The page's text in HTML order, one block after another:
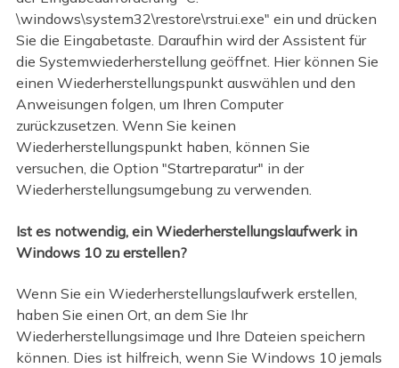
\windows\system32\restore\rstrui.exe" ein und drücken
Sie die Eingabetaste. Daraufhin wird der Assistent für
die Systemwiederherstellung geöffnet. Hier können Sie
einen Wiederherstellungspunkt auswählen und den
Anweisungen folgen, um Ihren Computer
zurückzusetzen. Wenn Sie keinen
Wiederherstellungspunkt haben, können Sie
versuchen, die Option "Startreparatur" in der
Wiederherstellungsumgebung zu verwenden.
Ist es notwendig, ein Wiederherstellungslaufwerk in
Windows 10 zu erstellen?
Wenn Sie ein Wiederherstellungslaufwerk erstellen,
haben Sie einen Ort, an dem Sie Ihr
Wiederherstellungsimage und Ihre Dateien speichern
können. Dies ist hilfreich, wenn Sie Windows 10 jemals